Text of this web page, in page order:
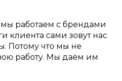
мы работаем с брендами
клиента сами зовут нас
Потому что мы не
работу. Мы даём им